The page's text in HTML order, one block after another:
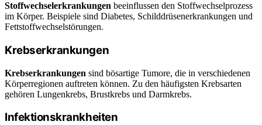
Stoffwechselerkrankungen beeinflussen den Stoffwechselprozess
im Körper. Beispiele sind Diabetes, Schilddrüsenerkrankungen und
Fettstoffwechselstörungen.
Krebserkrankungen
Krebserkrankungen sind bösartige Tumore, die in verschiedenen
Körperregionen auftreten können. Zu den häufigsten Krebsarten
gehören Lungenkrebs, Brustkrebs und Darmkrebs.
Infektionskrankheiten